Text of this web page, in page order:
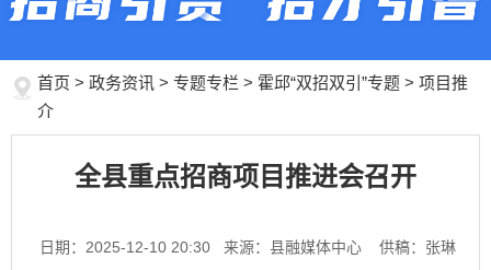
首页 > 政务资讯 > 专题专栏 > 霍邱“双招双引”专题 > 项目推
介
全县重点招商项目推进会召开
日期：2025-12-10 20:30 来源：县融媒体中心
供稿：张琳